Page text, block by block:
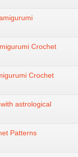
Crochet
Crochet
astrological
Patterns